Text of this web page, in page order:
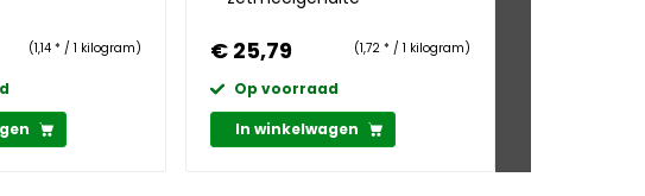
(1,14 * / 1 kilogram) € 25,79 (1,72 * / 1 kilogram)
Op voorraad
In winkelwagen